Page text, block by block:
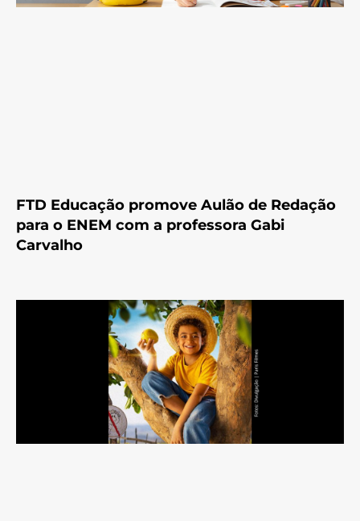
FTD Educação promove Aulão de Redação
para o ENEM com a professora Gabi
Carvalho